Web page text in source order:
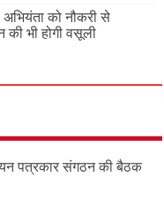
अभियंता को नौकरी से
भी होगी वसूली
पत्रकार संगठन की बैठक